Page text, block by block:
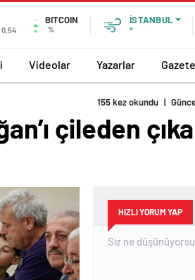
0,54
BITCOIN
%
İSTANBUL
°
Videolar Yazarlar
çileden
HIZLI YORUM YAP